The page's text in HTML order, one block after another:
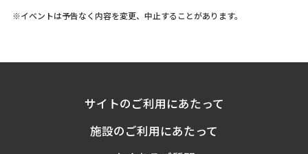
※イベントは予告なく内容を変更、中止することがあります。
サイトのご利用にあたって
施設のご利用にあたって